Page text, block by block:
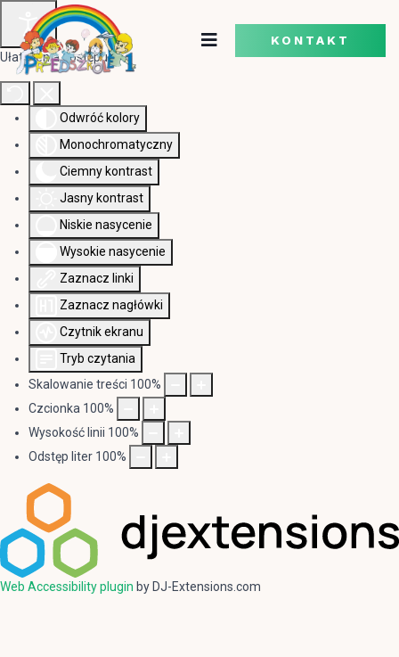
Ułatwienia dostępu
Odwróć kolory
Monochromatyczny
Ciemny kontrast
Jasny kontrast
Niskie nasycenie
Wysokie nasycenie
Zaznacz linki
Zaznacz nagłówki
Czytnik ekranu
Tryb czytania
Skalowanie treści 100%
Czcionka 100%
Wysokość linii 100%
Odstęp liter 100%
Web Accessibility plugin by DJ-Extensions.com
KONTAKT